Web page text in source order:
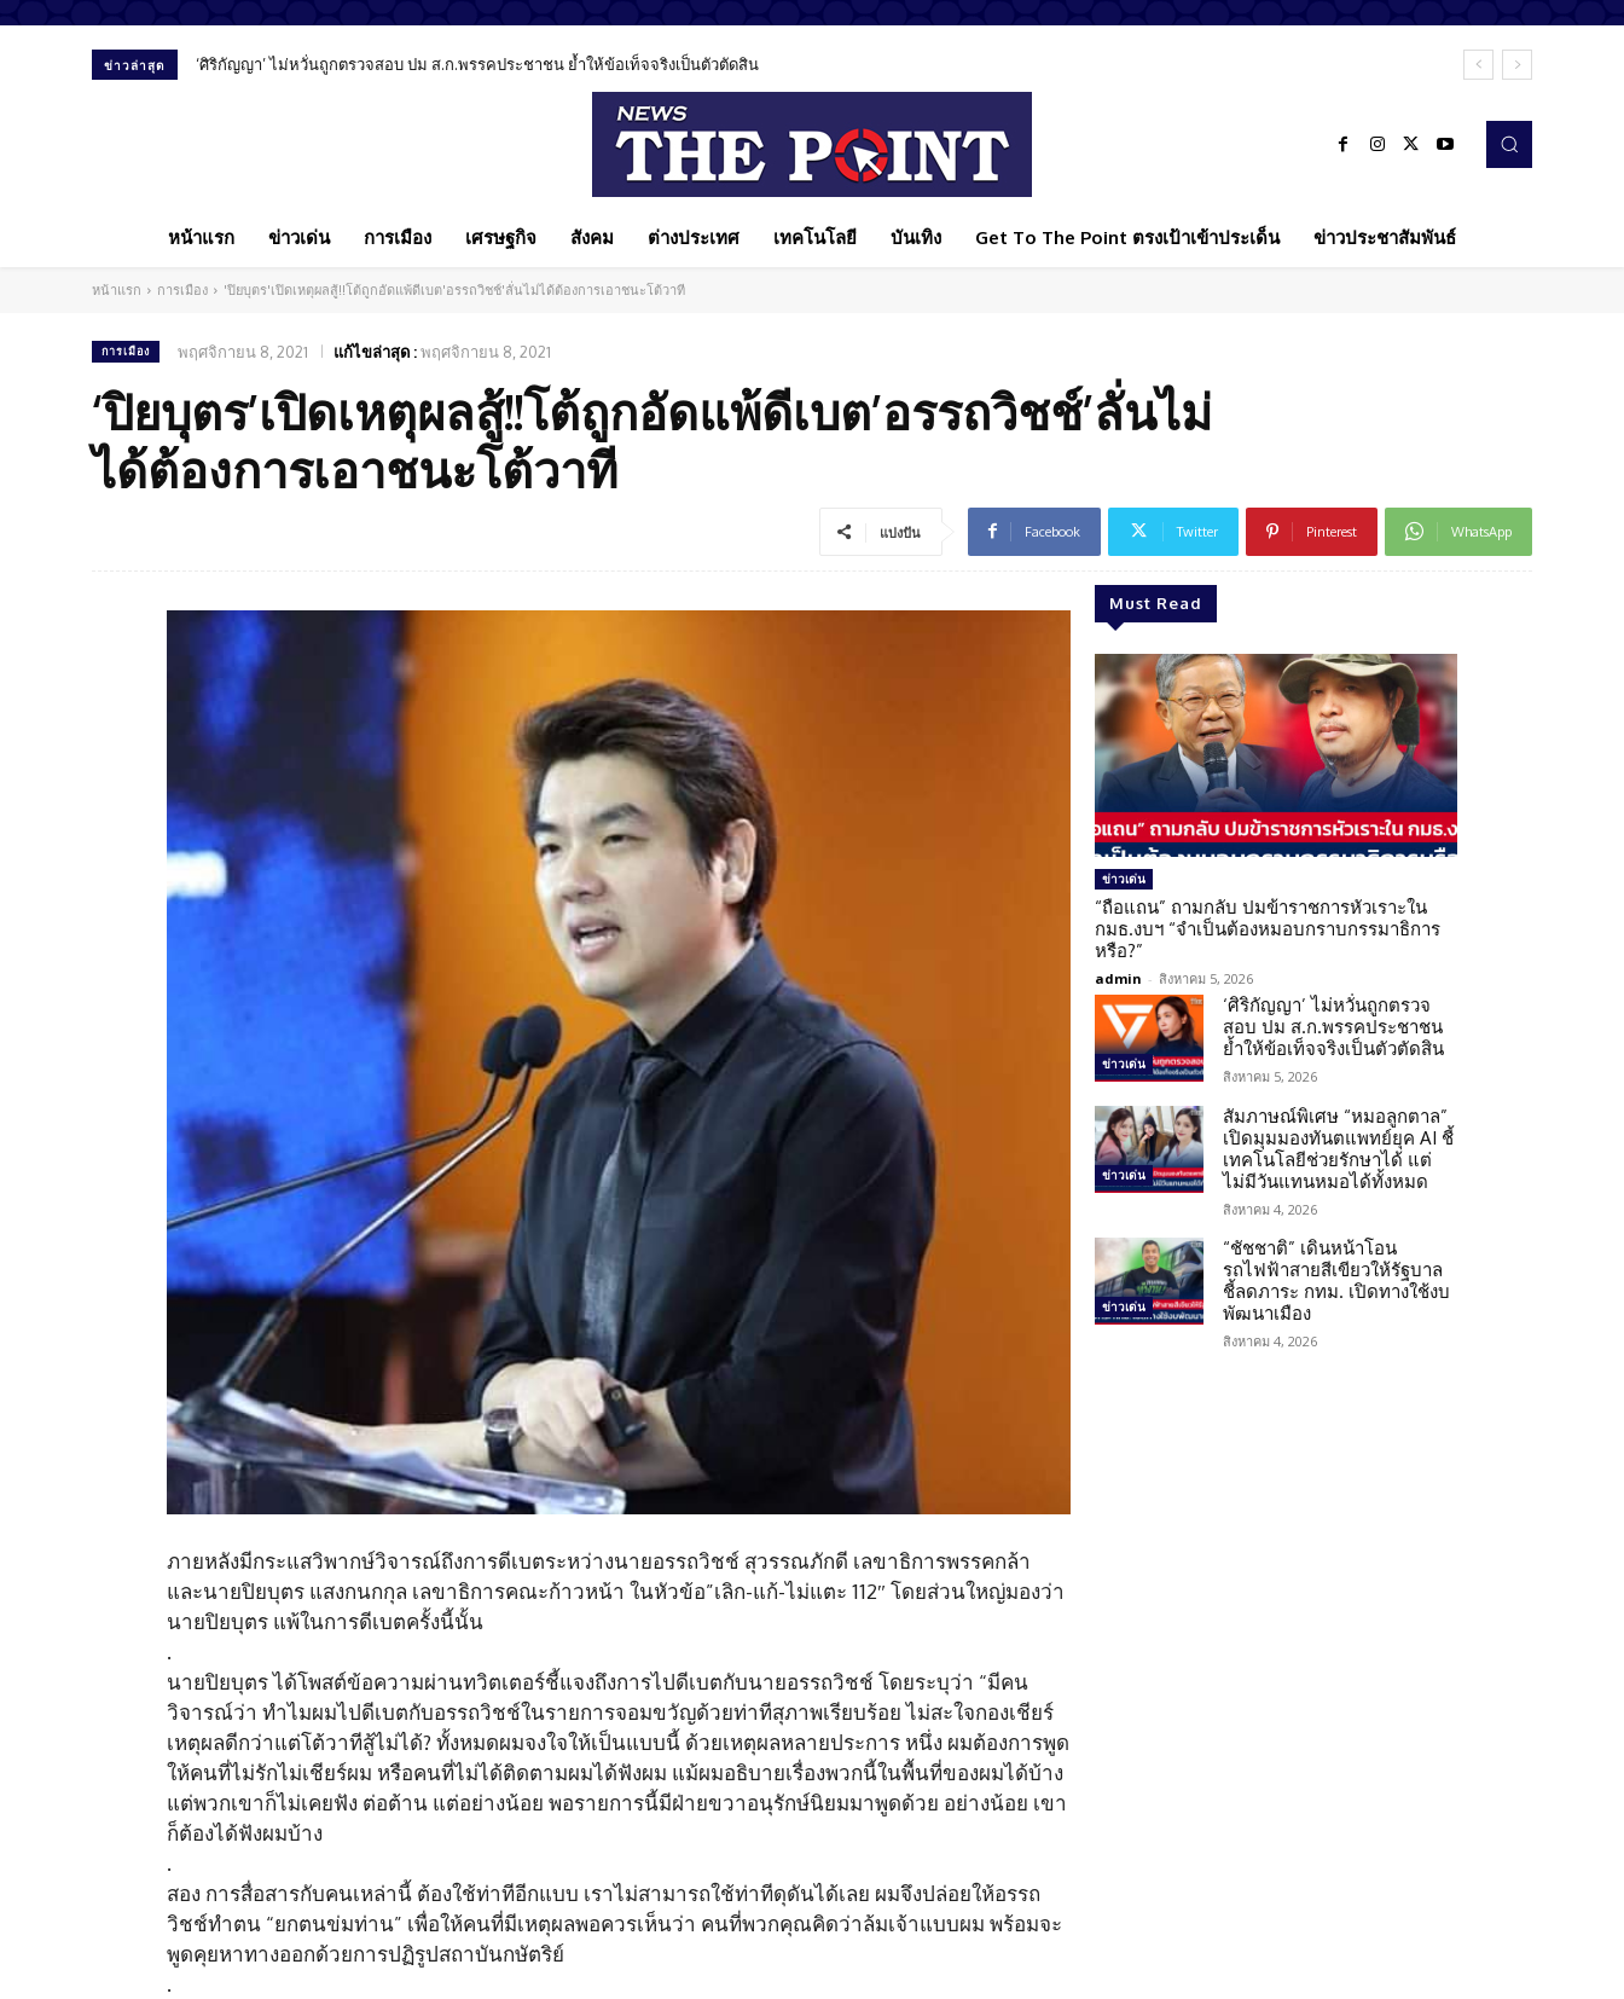
ข่าวล่าสุด ‘ศิริกัญญา’ ไม่หวั่นถูกตรวจสอบ ปม ส.ก.พรรคประชาชน ย้ำให้ข้อเท็จจริงเป็นตัวตัดสิน
สัมภาษณ์พิเศษ “หมอลูกตาล” เปิดมุมมองทันตแพทย์ยุค AI ชี้เทคโนโลยีช่วยรักษาได้ แต่ไม่มีวันแทนหมอได้ทั้งหมด
หน้าแรก ข่าวเด่น การเมือง เศรษฐกิจ สังคม ต่างประเทศ เทคโนโลยี บันเทิง Get To The Point ตรงเป้าเข้าประเด็น ข่าวประชาสัมพันธ์
หน้าแรก การเมือง 'ปิยบุตร'เปิดเหตุผลสู้!!โต้ถูกอัดแพ้ดีเบต'อรรถวิชช์'ลั่นไม่ได้ต้องการเอาชนะโต้วาที
การเมือง พฤศจิกายน 8, 2021 แก้ไขล่าสุด :พฤศจิกายน 8, 2021
‘ปิยบุตร’เปิดเหตุผลสู้!!โต้ถูกอัดแพ้ดีเบต’อรรถวิชช์’ลั่นไม่
ได้ต้องการเอาชนะโต้วาที
แบ่งปัน Facebook Twitter Pinterest WhatsApp
ภายหลังมีกระแสวิพากษ์วิจารณ์ถึงการดีเบตระหว่างนายอรรถวิชช์ สุวรรณภักดี เลขาธิการพรรคกล้า
และนายปิยบุตร แสงกนกกุล เลขาธิการคณะก้าวหน้า ในหัวข้อ”เลิก-แก้-ไม่แตะ 112″ โดยส่วนใหญ่มองว่า
นายปิยบุตร แพ้ในการดีเบตครั้งนี้นั้น
.
นายปิยบุตร ได้โพสต์ข้อความผ่านทวิตเตอร์ชี้แจงถึงการไปดีเบตกับนายอรรถวิชช์ โดยระบุว่า “มีคน
วิจารณ์ว่า ทำไมผมไปดีเบตกับอรรถวิชช์ในรายการจอมขวัญด้วยท่าทีสุภาพเรียบร้อย ไม่สะใจกองเชียร์
เหตุผลดีกว่าแต่โต้วาทีสู้ไม่ได้? ทั้งหมดผมจงใจให้เป็นแบบนี้ ด้วยเหตุผลหลายประการ หนึ่ง ผมต้องการพูด
ให้คนที่ไม่รักไม่เชียร์ผม หรือคนที่ไม่ได้ติดตามผมได้ฟังผม แม้ผมอธิบายเรื่องพวกนี้ในพื้นที่ของผมได้บ้าง
แต่พวกเขาก็ไม่เคยฟัง ต่อต้าน แต่อย่างน้อย พอรายการนี้มีฝ่ายขวาอนุรักษ์นิยมมาพูดด้วย อย่างน้อย เขา
ก็ต้องได้ฟังผมบ้าง
.
สอง การสื่อสารกับคนเหล่านี้ ต้องใช้ท่าทีอีกแบบ เราไม่สามารถใช้ท่าทีดุดันได้เลย ผมจึงปล่อยให้อรรถ
วิชช์ทำตน “ยกตนข่มท่าน” เพื่อให้คนที่มีเหตุผลพอควรเห็นว่า คนที่พวกคุณคิดว่าล้มเจ้าแบบผม พร้อมจะ
พูดคุยหาทางออกด้วยการปฏิรูปสถาบันกษัตริย์
.
Must Read
ข่าวเด่น
“ถือแถน” ถามกลับ ปมข้าราชการหัวเราะใน
กมธ.งบฯ “จำเป็นต้องหมอบกราบกรรมาธิการ
หรือ?”
admin - สิงหาคม 5, 2026
ข่าวเด่น
‘ศิริกัญญา’ ไม่หวั่นถูกตรวจ
สอบ ปม ส.ก.พรรคประชาชน
ย้ำให้ข้อเท็จจริงเป็นตัวตัดสิน
สิงหาคม 5, 2026
ข่าวเด่น
สัมภาษณ์พิเศษ “หมอลูกตาล”
เปิดมุมมองทันตแพทย์ยุค AI ชี้
เทคโนโลยีช่วยรักษาได้ แต่
ไม่มีวันแทนหมอได้ทั้งหมด
สิงหาคม 4, 2026
ข่าวเด่น
“ชัชชาติ” เดินหน้าโอน
รถไฟฟ้าสายสีเขียวให้รัฐบาล
ชี้ลดภาระ กทม. เปิดทางใช้งบ
พัฒนาเมือง
สิงหาคม 4, 2026